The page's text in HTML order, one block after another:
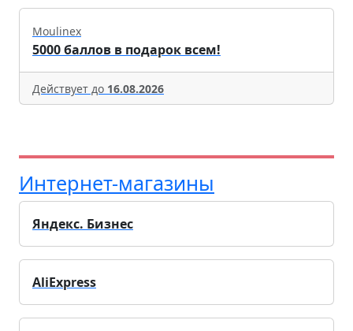
Moulinex
5000 баллов в подарок всем!
Действует до 16.08.2026
Интернет-магазины
Яндекс. Бизнес
AliExpress